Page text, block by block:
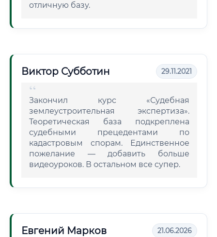
отличную базу.
Виктор Субботин 29.11.2021
Закончил курс «Судебная
землеустроительная экспертиза».
Теоретическая база подкреплена
судебными прецедентами по
кадастровым спорам. Единственное
пожелание — добавить больше
видеоуроков. В остальном все супер.
Евгений Марков 21.06.2026